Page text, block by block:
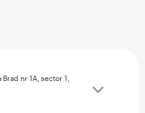
nr 1A, sector 1,